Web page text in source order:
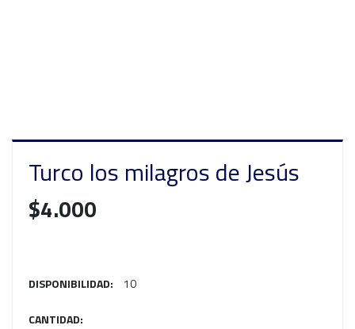
Turco los milagros de Jesús
$4.000
DISPONIBILIDAD: 10
CANTIDAD: